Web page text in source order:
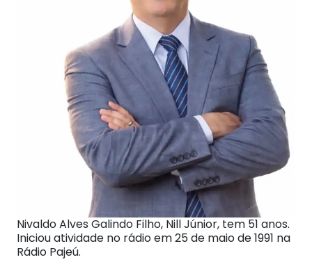
Nivaldo Alves Galindo Filho, Nill Júnior, tem 51 anos.
Iniciou atividade no rádio em 25 de maio de 1991 na
Rádio Pajeú.